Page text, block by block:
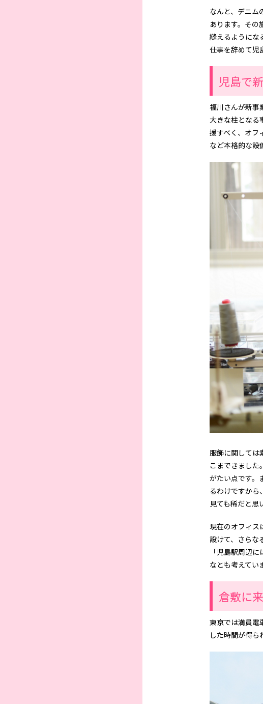
なんと、デニム
あります。そ
縫えるようにな
仕事を辞めて児
児島で
福川さんが新事
大きな柱となる
援すべく、オフ
など本格的な設
服飾に関しては
こまできました
がたい点です。
るわけですから
見ても稀だと思
現在のオフィス
設けて、さらな
「児島駅周辺
なとも考えてい
倉敷に
東京では満員電
した時間が得ら